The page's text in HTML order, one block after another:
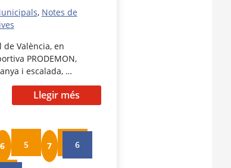
, Notes de
València, en
PRODEMON,
i escalada, …
Llegir més
5 6